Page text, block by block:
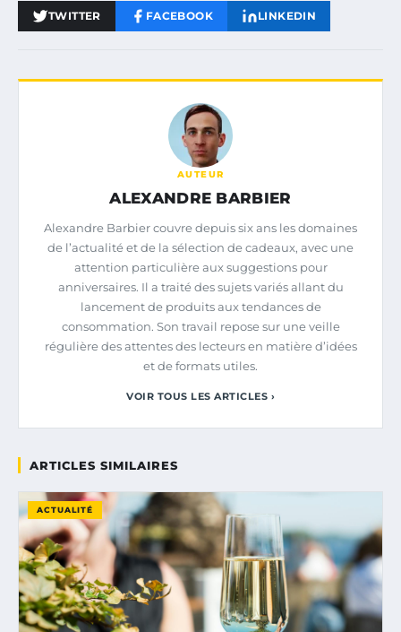
TWITTER FACEBOOK LINKEDIN
AUTEUR
ALEXANDRE BARBIER
Alexandre Barbier couvre depuis six ans les domaines
de l’actualité et de la sélection de cadeaux, avec une
attention particulière aux suggestions pour
anniversaires. Il a traité des sujets variés allant du
lancement de produits aux tendances de
consommation. Son travail repose sur une veille
régulière des attentes des lecteurs en matière d’idées
et de formats utiles.
VOIR TOUS LES ARTICLES ›
ARTICLES SIMILAIRES
ACTUALITÉ